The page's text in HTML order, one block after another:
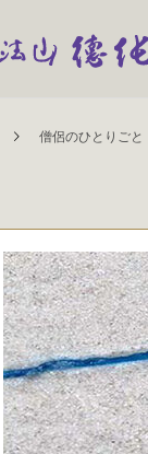
僧侶のひとりごと